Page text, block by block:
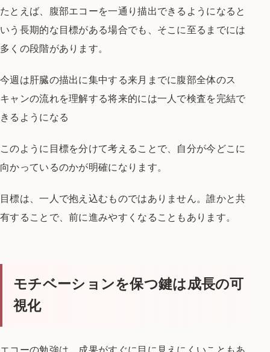
たとえば、 腹部エコーを一通り描出できるようになる と
いう長期的な目標がある場合でも、 そこに至るまでには
多くの段階があります。
今週は肝臓の描出に集中する来月までに腹部全体のス
キャンの流れを理解する将来的には一人で検査を完結で
きるようになる
このように目標を分けて考えることで、 自分が今どこに
向かっているのかが明確になります。
目標は、一人で抱え込むものではありません。誰かと共
有することで、前に進みやすくなることもあります。
モチベーションを保つ鍵は成長の可
視化